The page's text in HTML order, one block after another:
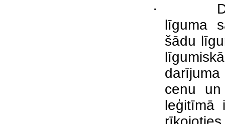
·
līguma
šādu
cenu
leģitīmā